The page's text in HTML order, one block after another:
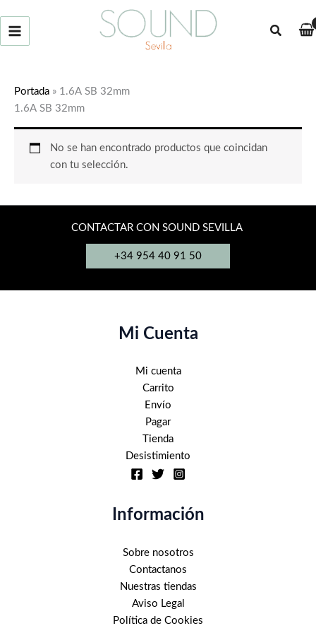
Buscar
Portada » 1.6A SB 32mm
1.6A SB 32mm
No se han encontrado productos que coincidan
con tu selección.
CONTACTAR CON SOUND SEVILLA
+34 954 40 91 50
Mi Cuenta
Mi cuenta
Carrito
Envío
Pagar
Tienda
Desistimiento
Información
Sobre nosotros
Contactanos
Nuestras tiendas
Aviso Legal
Política de Cookies